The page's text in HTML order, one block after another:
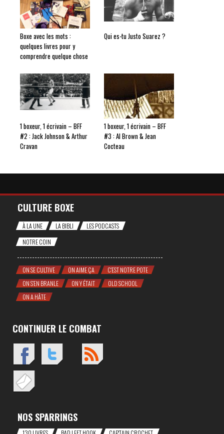
Boxe avec les mots :
quelques livres pour y
comprendre quelque chose
Qui es-tu Justo Suarez ?
1 boxeur, 1 écrivain – BFF
#2 : Jack Johnson & Arthur
Cravan
1 boxeur, 1 écrivain – BFF
#3 : Al Brown & Jean
Cocteau
CULTURE BOXE
À LA UNE LA BIBLI
LES PODCASTS
NOTRE COIN
ON SE CULTIVE ON AIME ÇA
C'EST NOTRE POTE
ON S'EN BRANLE
ON Y ÉTAIT
OLD SCHOOL
ON A HÂTE
CONTINUER LE COMBAT
NOS SPARRINGS